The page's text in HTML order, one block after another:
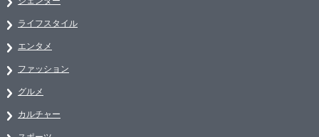
ライフスタイル
エンタメ
ファッション
グルメ
カルチャー